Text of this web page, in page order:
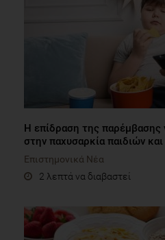
Η επίδραση της παρέμβασης
στην παχυσαρκία παιδιών
Επιστημονικά Νέα
2 λεπτά να διαβαστεί